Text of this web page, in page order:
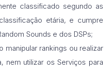
classificado segundo as
etária, e cumpre
Sounds e dos DSPs;
rankings ou realizar
nem utilizar os Serviços para